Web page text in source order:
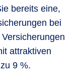
bereits eine,
bei
attraktiven
9 %.